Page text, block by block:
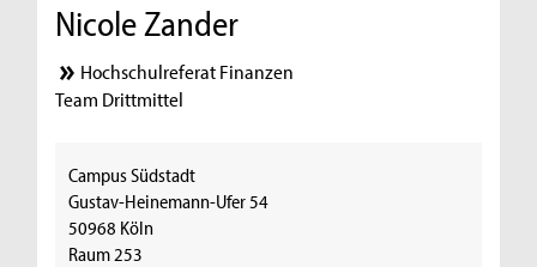
Nicole Zander
Hochschulreferat Finanzen
Team Drittmittel
Campus Südstadt
Gustav-Heinemann-Ufer 54
50968 Köln
Raum 253